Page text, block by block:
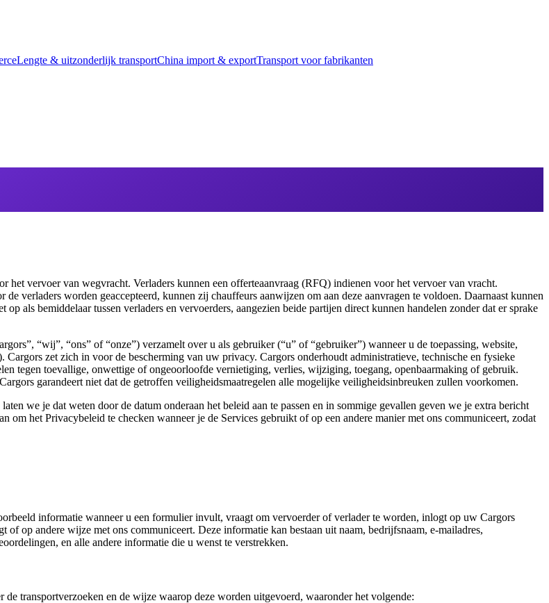
Lengte & uitzonderlijk transportChina import & exportTransport voor fabrikanten
vervoer van wegvracht. Verladers kunnen een offerteaanvraag (RFQ) indienen voor het vervoer van vracht.
verladers worden geaccepteerd, kunnen zij chauffeurs aanwijzen om aan deze aanvragen te voldoen. Daarnaast kunnen
als bemiddelaar tussen verladers en vervoerders, aangezien beide partijen direct kunnen handelen zonder dat er sprake
“wij”, “ons” of “onze”) verzamelt over u als gebruiker (“u” of “gebruiker”) wanneer u de toepassing, website,
zet zich in voor de bescherming van uw privacy. Cargors onderhoudt administratieve, technische en fysieke
tegen toevallige, onwettige of ongeoorloofde vernietiging, verlies, wijziging, toegang, openbaarmaking of gebruik.
garandeert niet dat de getroffen veiligheidsmaatregelen alle mogelijke veiligheidsinbreuken zullen voorkomen.
we je dat weten door de datum onderaan het beleid aan te passen en in sommige gevallen geven we je extra bericht
om het Privacybeleid te checken wanneer je de Services gebruikt of op een andere manier met ons communiceert, zodat
informatie wanneer u een formulier invult, vraagt om vervoerder of verlader te worden, inlogt op uw Cargors
op andere wijze met ons communiceert. Deze informatie kan bestaan uit naam, bedrijfsnaam, e-mailadres,
en alle andere informatie die u wenst te verstrekken.
transportverzoeken en de wijze waarop deze worden uitgevoerd, waaronder het volgende: